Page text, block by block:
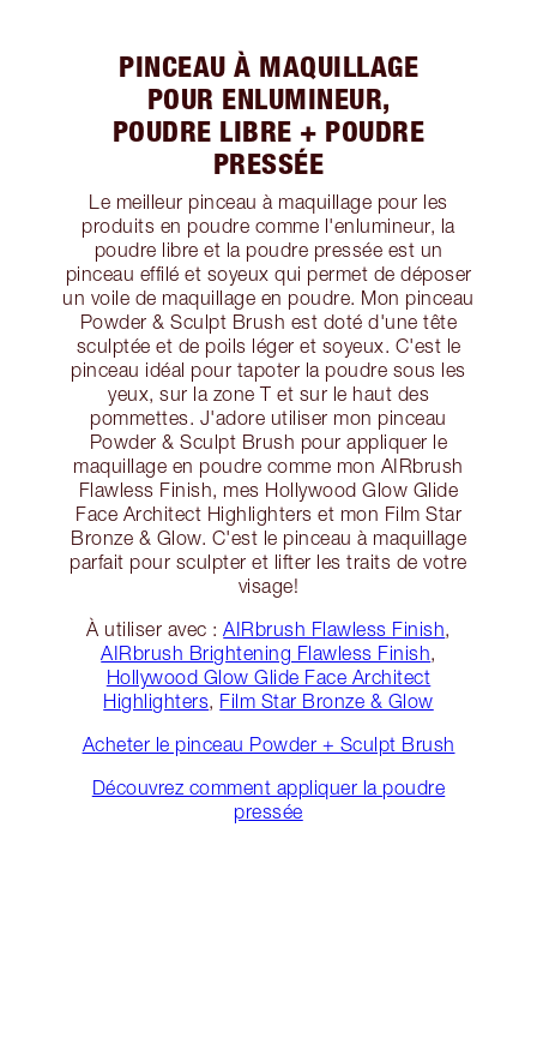
PINCEAU À MAQUILLAGE
POUR ENLUMINEUR,
POUDRE LIBRE + POUDRE
PRESSÉE
Le meilleur pinceau à maquillage pour les
produits en poudre comme l'enlumineur, la
poudre libre et la poudre pressée est un
pinceau effilé et soyeux qui permet de déposer
un voile de maquillage en poudre. Mon pinceau
Powder & Sculpt Brush est doté d'une tête
sculptée et de poils léger et soyeux. C'est le
pinceau idéal pour tapoter la poudre sous les
yeux, sur la zone T et sur le haut des
pommettes. J'adore utiliser mon pinceau
Powder & Sculpt Brush pour appliquer le
maquillage en poudre comme mon AIRbrush
Flawless Finish, mes Hollywood Glow Glide
Face Architect Highlighters et mon Film Star
Bronze & Glow. C'est le pinceau à maquillage
parfait pour sculpter et lifter les traits de votre
visage!
À utiliser avec :AIRbrush Flawless Finish
AIRbrush Brightening Flawless Finish
Hollywood Glow Glide Face Architect
Highlighters Film Star Bronze & Glow
Acheter le pinceau Powder + Sculpt Brush
Découvrez comment appliquer la poudre
pressée